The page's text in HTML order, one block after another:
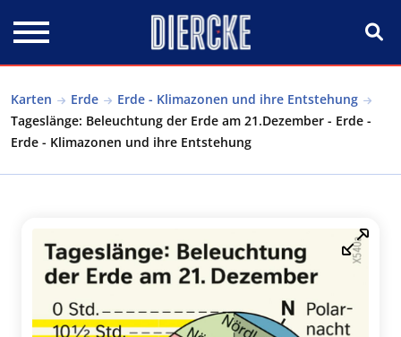
Karten Erde
Erde - Klimazonen und ihre Entstehung
Tageslänge: Beleuchtung der Erde am 21.Dezember - Erde -
Erde - Klimazonen und ihre Entstehung